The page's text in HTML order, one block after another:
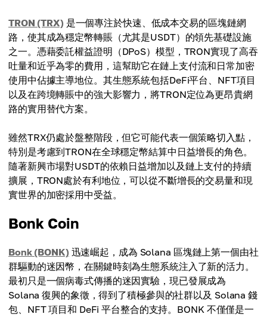
TRON (TRX) 是一個專注於快速、低成本交易的區塊鏈網
路，使其成為穩定幣轉賬（尤其是USDT）的領先基礎設施
之一。憑藉委託權益證明（DPoS）模型，TRON實現了高吞
吐量和近乎為零的費用，這幫助它在鏈上支付流和日常加密
使用中佔據主導地位。其生態系統包括DeFi平台、NFT項目
以及在跨境轉賬中的強大影響力，將TRON定位為更昂貴網
路的實用替代方案。
雖然TRX仍處於盤整階段，但它可能代表一個策略切入點，
特別是考慮到TRON在全球穩定幣結算中日益增長的角色。
隨著新興市場對USDT的依賴日益增加以及鏈上支付的持續
擴展，TRON處於有利地位，可以從不斷增長的交易量和現
實世界的加密採用中受益。
Bonk Coin
Bonk (BONK) 迅速崛起，成為 Solana 區塊鏈上第一個由社
群驅動的迷因幣，在關鍵時刻為生態系統注入了新的活力。
最初只是一個病毒式傳播的迷因實驗，現已發展成為
Solana 復興的象徵，得到了積極參與的社群以及 Solana 錢
包、NFT 項目和 DeFi 平台整合的支持。BONK 不僅僅是一